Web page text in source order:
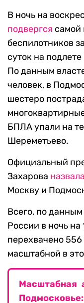
В ночь на
подвергся самой
беспилотников
суток на
По данным
человек, в
шестеро
БПЛА упали на
Шереметьево.
Официальный
Захарова назвала
Москву и
Всего, по
России в ночь
перехвачено
масштабной в
Масштабная